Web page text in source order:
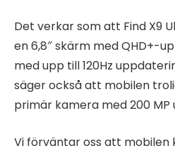
Det verkar som att Find X9
en 6,8″ skärm med QHD+-
med upp till 120Hz
säger också att mobilen
primär kamera med 200 MP
Vi förväntar oss att mobilen